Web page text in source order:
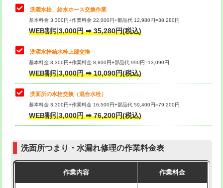
業）
排水管工事（排水管工事/3ｍまで） 55,000円
排水管工事（追加 排水管工事/3ｍ超
え）
マス交換（土の掘削・埋め戻し作業）
マス交換（深さ50㎝未満）
マス交換（深さ50㎝以上）
モルタル補修（厚さ10㎝まで） 27,500円
キッチンタンク脱着
その他部品の脱着
交換・取付（タンク）
交換・取付(単水栓（壁付・デッキ
式）)
交換・取付(混合水栓（壁付・デッキ
式・ワンホール）)
16,500円+材料費
（P/S/ポップアップ））
交換・取付（その他部品） 11,000円+材料費
持込商品取付（単水栓） 13,200円
洗濯水栓、給水ホース交換作業
基本料金 3,300円+作業料金 22,000円+部品代 12,980円=38,280円
WEB割引3,000円 ➡ 35,280円(税込)
洗濯水栓給水栓上部交換
基本料金 3,300円+作業料金 8,800円+部品代 990円=13,090円
WEB割引3,000円 ➡ 10,090円(税込)
洗面所の水栓交換（混合水栓）
基本料金 3,300円+作業料金 16,500円+部品代 59,400円=79,200円
WEB割引3,000円 ➡ 76,200円(税込)
洗面所つまり・水漏れ修理の作業料金表
作業内容 作業料金